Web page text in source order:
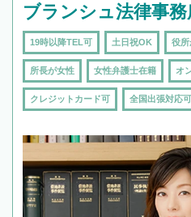
ブランシュ法律事務
19時以降TEL可 土日祝OK 役所
所長が女性 女性弁護士在籍 オ
クレジットカード可 全国出張対応可